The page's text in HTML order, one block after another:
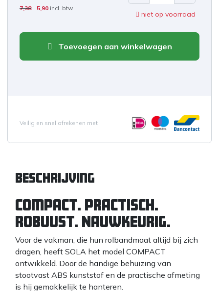
7,38 5,90 incl. btw
niet op voorraad
Toevoegen aan winkelwagen
Veilig en snel afrekenen met
Beschrijving
Compact. PRACTISCH.
ROBUUST. NAUWKEURIG.
Voor de vakman, die hun rolbandmaat altijd bij zich
dragen, heeft SOLA het model COMPACT
ontwikkeld. Door de handige behuizing van
stootvast ABS kunststof en de practische afmeting
is hij gemakkelijk te hanteren.